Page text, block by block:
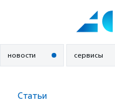
новости сервисы
Статьи